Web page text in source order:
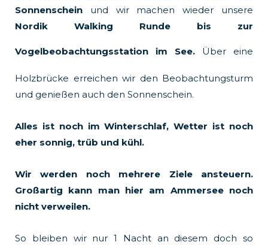
Sonnenschein und wir machen wieder unsere
Nordik Walking Runde bis zur
Vogelbeobachtungsstation im See. Über eine
Holzbrücke erreichen wir den Beobachtungsturm
und genießen auch den Sonnenschein.
Alles ist noch im Winterschlaf, Wetter ist noch
eher sonnig, trüb und kühl.
Wir werden noch mehrere Ziele ansteuern.
Großartig kann man hier am Ammersee noch
nicht verweilen.
So bleiben wir nur 1 Nacht an diesem doch so